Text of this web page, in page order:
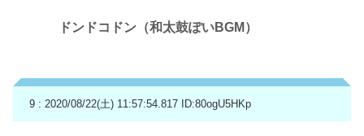
ドンドコドン（和太鼓ぽいBGM）
9 : 2020/08/22(土) 11:57:54.817 ID:80ogU5HKp